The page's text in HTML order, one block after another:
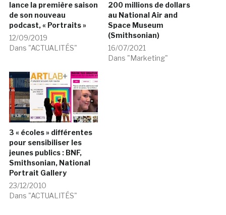
lance la première saison
de son nouveau
podcast, « Portraits »
12/09/2019
Dans "ACTUALITÉS"
200 millions de dollars
au National Air and
Space Museum
(Smithsonian)
16/07/2021
Dans "Marketing"
3 « écoles » différentes
pour sensibiliser les
jeunes publics : BNF,
Smithsonian, National
Portrait Gallery
23/12/2010
Dans "ACTUALITÉS"